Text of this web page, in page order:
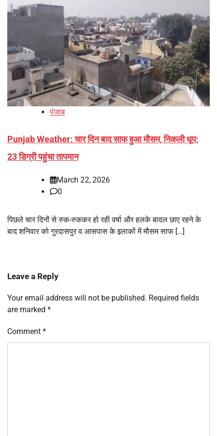
पंजाब
Punjab Weather: चार दिन बाद साफ हुआ मौसम, निकली धूप;
23 डिग्री पहुंचा तापमान
March 22, 2026
0
पिछले चार दिनों से रुक-रुककर हो रही वर्षा और हलके बादल छाए रहने के
बाद शनिवार को गुरदासपुर व आसपास के इलाकों में मौसम साफ […]
Leave a Reply
Your email address will not be published. Required fields
are marked *
Comment *